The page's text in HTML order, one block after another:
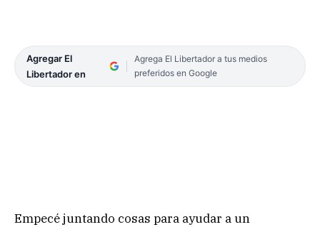
Agregar El
Libertador en
Agrega El Libertador a tus medios
preferidos en Google
Empecé juntando cosas para ayudar a un